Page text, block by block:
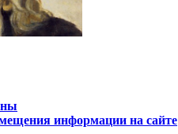
информации на сайте